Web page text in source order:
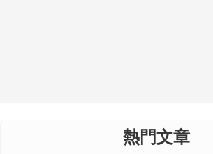
熱門文章